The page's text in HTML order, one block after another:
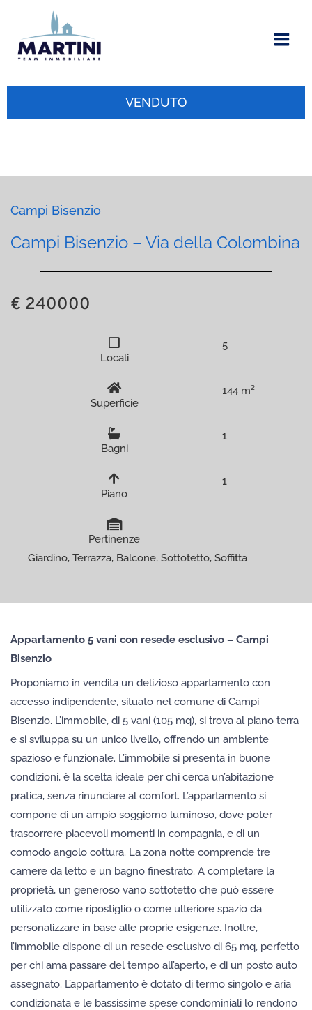
contenuto
VENDUTO
Campi Bisenzio
Campi Bisenzio – Via della Colombina
€ 240000
Locali
5
Superficie
144 m²
Bagni
1
Piano
1
Pertinenze
Giardino, Terrazza, Balcone, Sottotetto, Soffitta
Appartamento 5 vani con resede esclusivo – Campi
Bisenzio
Proponiamo in vendita un delizioso appartamento con
accesso indipendente, situato nel comune di Campi
Bisenzio. L’immobile, di 5 vani (105 mq), si trova al piano terra
e si sviluppa su un unico livello, offrendo un ambiente
spazioso e funzionale. L’immobile si presenta in buone
condizioni, è la scelta ideale per chi cerca un’abitazione
pratica, senza rinunciare al comfort. L’appartamento si
compone di un ampio soggiorno luminoso, dove poter
trascorrere piacevoli momenti in compagnia, e di un
comodo angolo cottura. La zona notte comprende tre
camere da letto e un bagno finestrato. A completare la
proprietà, un generoso vano sottotetto che può essere
utilizzato come ripostiglio o come ulteriore spazio da
personalizzare in base alle proprie esigenze. Inoltre,
l’immobile dispone di un resede esclusivo di 65 mq, perfetto
per chi ama passare del tempo all’aperto, e di un posto auto
assegnato. L’appartamento è dotato di termo singolo e aria
condizionata e le bassissime spese condominiali lo rendono